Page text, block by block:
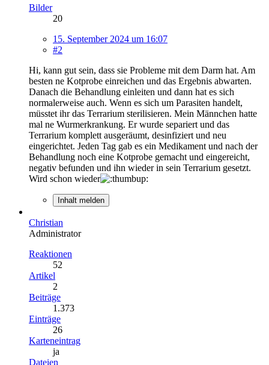
Bilder
20
15. September 2024 um 16:07
#2
Hi, kann gut sein, dass sie Probleme mit dem Darm hat. Am
besten ne Kotprobe einreichen und das Ergebnis abwarten.
Danach die Behandlung einleiten und dann hat es sich
normalerweise auch. Wenn es sich um Parasiten handelt,
müsstet ihr das Terrarium sterilisieren. Mein Männchen hatte
mal ne Wurmerkrankung. Er wurde separiert und das
Terrarium komplett ausgeräumt, desinfiziert und neu
eingerichtet. Jeden Tag gab es ein Medikament und nach der
Behandlung noch eine Kotprobe gemacht und eingereicht,
negativ befunden und ihn wieder in sein Terrarium gesetzt.
Wird schon wieder
Inhalt melden
Christian
Administrator
Reaktionen
52
Artikel
2
Beiträge
1.373
Einträge
26
Karteneintrag
ja
Dateien